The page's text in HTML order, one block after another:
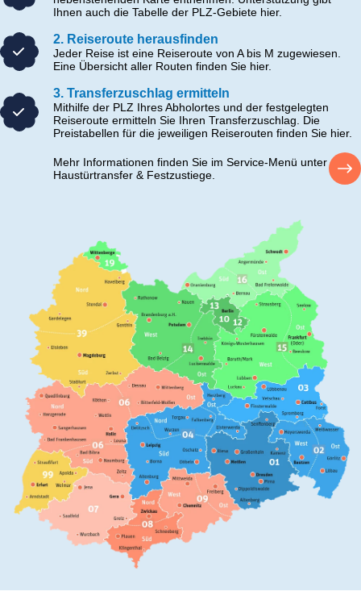
Ihnen auch die Tabelle der PLZ-Gebiete hier.
2. Reiseroute herausfinden
Jeder Reise ist eine Reiseroute von A bis M zugewiesen.
Eine Übersicht aller Routen finden Sie hier.
3. Transferzuschlag ermitteln
Mithilfe der PLZ Ihres Abholortes und der festgelegten
Reiseroute ermitteln Sie Ihren Transferzuschlag. Die
Preistabellen für die jeweiligen Reiserouten finden Sie hier.
Mehr Informationen finden Sie im Service-Menü unter
Haustürtransfer & Festzustiege.